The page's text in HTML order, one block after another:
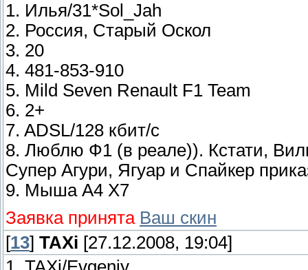
1. Илья/31*Sol_Jah
2. Россия, Старый Оскол
3. 20
4. 481-853-910
5. Mild Seven Renault F1 Team
6. 2+
7. ADSL/128 кбит/с
8. Люблю Ф1 (в реале)). Кстати,
Супер Агури, Ягуар и Спайкер
9. Мыша A4 X7
Заявка принята Ваш скин
[13] TAXi [27.12.2008, 19:04]